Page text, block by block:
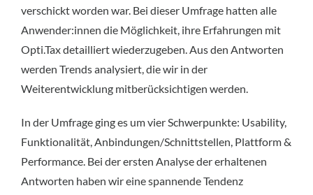
verschickt worden war. Bei dieser Umfrage hatten alle
Anwender:innen die Möglichkeit, ihre Erfahrungen mit
Opti.Tax detailliert wiederzugeben. Aus den Antworten
werden Trends analysiert, die wir in der
Weiterentwicklung mitberücksichtigen werden.
In der Umfrage ging es um vier Schwerpunkte: Usability,
Funktionalität, Anbindungen/Schnittstellen, Plattform &
Performance. Bei der ersten Analyse der erhaltenen
Antworten haben wir eine spannende Tendenz